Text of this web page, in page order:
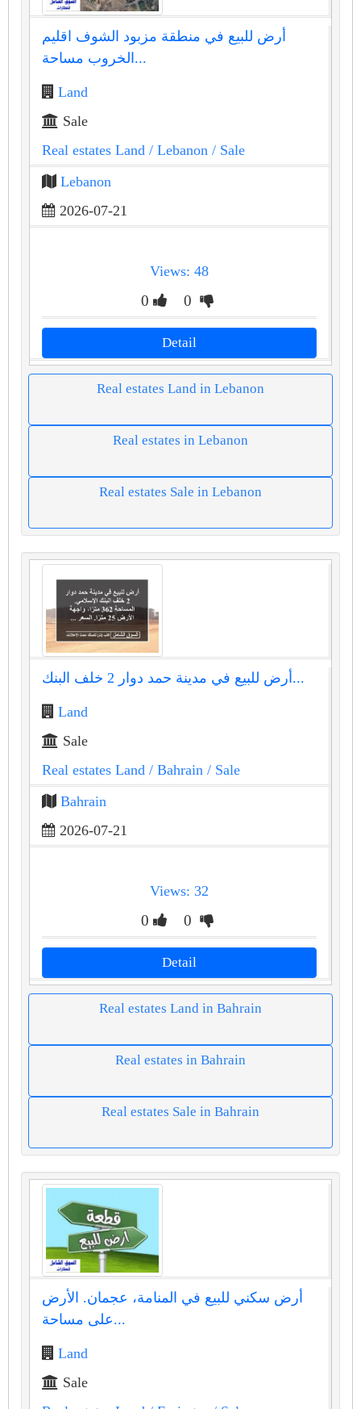
أرض للبيع في منطقة مزبود الشوف اقليم
الخروب مساحة...
Land
Sale
Real estates Land / Lebanon / Sale
Lebanon
2026-07-21
Views: 48
0 0
Detail
Real estates Land in Lebanon
Real estates in Lebanon
Real estates Sale in Lebanon
أرض للبيع في مدينة حمد دوار 2 خلف البنك...
Land
Sale
Real estates Land / Bahrain / Sale
Bahrain
2026-07-21
Views: 32
0 0
Detail
Real estates Land in Bahrain
Real estates in Bahrain
Real estates Sale in Bahrain
أرض سكني للبيع في المنامة، عجمان. الأرض
على مساحة...
Land
Sale